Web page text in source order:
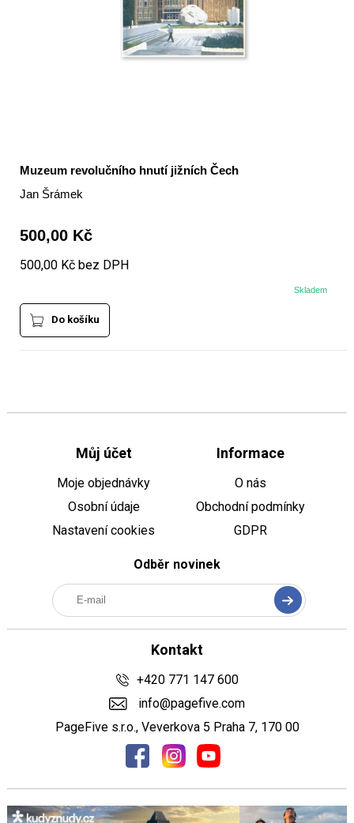
Muzeum revolučního hnutí jižních Čech
Jan Šrámek
500,00 Kč
500,00 Kč bez DPH
Skladem
Do košíku
Můj účet
Moje objednávky
Osobní údaje
Nastavení cookies
Informace
O nás
Obchodní podmínky
GDPR
Odběr novinek
Kontakt
+420 771 147 600
info@pagefive.com
PageFive s.r.o., Veverkova 5 Praha 7, 170 00